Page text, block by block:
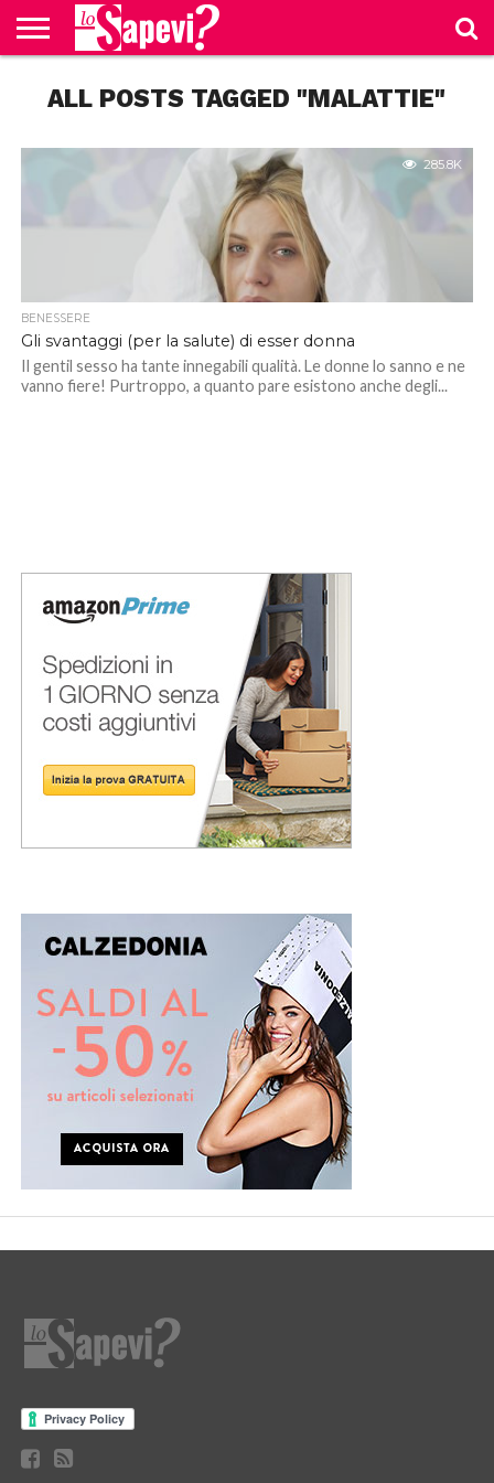
BENESSERE
GOSSIP
PRODOTTI
AMAZON
NEWS
CASA E
CUCINA
ALL POSTS TAGGED "MALATTIE"
285.8K
BENESSERE
Gli svantaggi (per la salute) di esser donna
Il gentil sesso ha tante innegabili qualità. Le donne lo sanno e ne
vanno fiere! Purtroppo, a quanto pare esistono anche degli...